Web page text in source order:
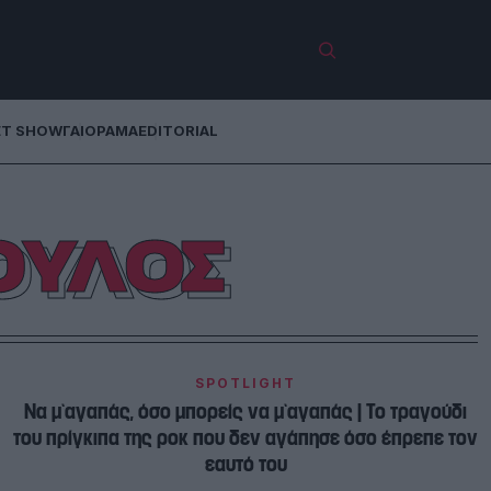
SHOWΓΑΙΟΡΑΜΑEDITORIAL
SPOTLIGHT
Να μ`αγαπάς, όσο μπορείς να μ`αγαπάς | Το τραγούδι
του πρίγκιπα της ροκ που δεν αγάπησε όσο έπρεπε τον
εαυτό του